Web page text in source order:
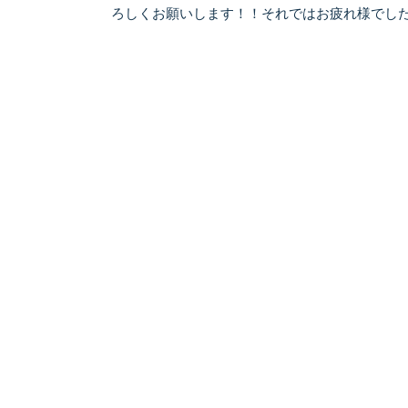
ろしくお願いします！！それではお疲れ様でし